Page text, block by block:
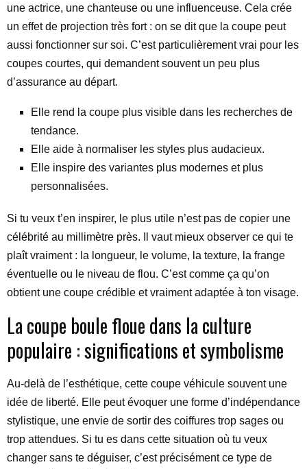
une actrice, une chanteuse ou une influenceuse. Cela crée
un effet de projection très fort : on se dit que la coupe peut
aussi fonctionner sur soi. C’est particulièrement vrai pour les
coupes courtes, qui demandent souvent un peu plus
d’assurance au départ.
Elle rend la coupe plus visible dans les recherches de
tendance.
Elle aide à normaliser les styles plus audacieux.
Elle inspire des variantes plus modernes et plus
personnalisées.
Si tu veux t’en inspirer, le plus utile n’est pas de copier une
célébrité au millimètre près. Il vaut mieux observer ce qui te
plaît vraiment : la longueur, le volume, la texture, la frange
éventuelle ou le niveau de flou. C’est comme ça qu’on
obtient une coupe crédible et vraiment adaptée à ton visage.
La coupe boule floue dans la culture
populaire : significations et symbolisme
Au-delà de l’esthétique, cette coupe véhicule souvent une
idée de liberté. Elle peut évoquer une forme d’indépendance
stylistique, une envie de sortir des coiffures trop sages ou
trop attendues. Si tu es dans cette situation où tu veux
changer sans te déguiser, c’est précisément ce type de